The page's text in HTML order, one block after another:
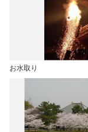
お水取り